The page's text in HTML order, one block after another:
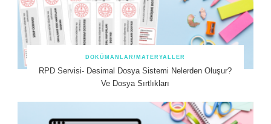
DOKÜMANLAR/MATERYALLER
RPD Servisi- Desimal Dosya Sistemi Nelerden Oluşur?
Ve Dosya Sırtlıkları